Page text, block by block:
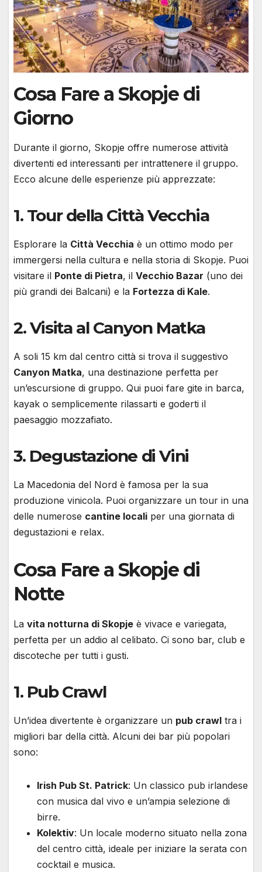
Cosa Fare a Skopje di
Giorno
Durante il giorno, Skopje offre numerose attività
divertenti ed interessanti per intrattenere il gruppo.
Ecco alcune delle esperienze più apprezzate:
1. Tour della Città Vecchia
Esplorare la Città Vecchia è un ottimo modo per
immergersi nella cultura e nella storia di Skopje. Puoi
visitare il Ponte di Pietra, il Vecchio Bazar (uno dei
più grandi dei Balcani) e la Fortezza di Kale.
2. Visita al Canyon Matka
A soli 15 km dal centro città si trova il suggestivo
Canyon Matka, una destinazione perfetta per
un’escursione di gruppo. Qui puoi fare gite in barca,
kayak o semplicemente rilassarti e goderti il
paesaggio mozzafiato.
3. Degustazione di Vini
La Macedonia del Nord è famosa per la sua
produzione vinicola. Puoi organizzare un tour in una
delle numerose cantine locali per una giornata di
degustazioni e relax.
Cosa Fare a Skopje di
Notte
La vita notturna di Skopje è vivace e variegata,
perfetta per un addio al celibato. Ci sono bar, club e
discoteche per tutti i gusti.
1. Pub Crawl
Un’idea divertente è organizzare un pub crawl tra i
migliori bar della città. Alcuni dei bar più popolari
sono:
Irish Pub St. Patrick: Un classico pub irlandese
con musica dal vivo e un’ampia selezione di
birre.
Kolektiv: Un locale moderno situato nella zona
del centro città, ideale per iniziare la serata con
cocktail e musica.